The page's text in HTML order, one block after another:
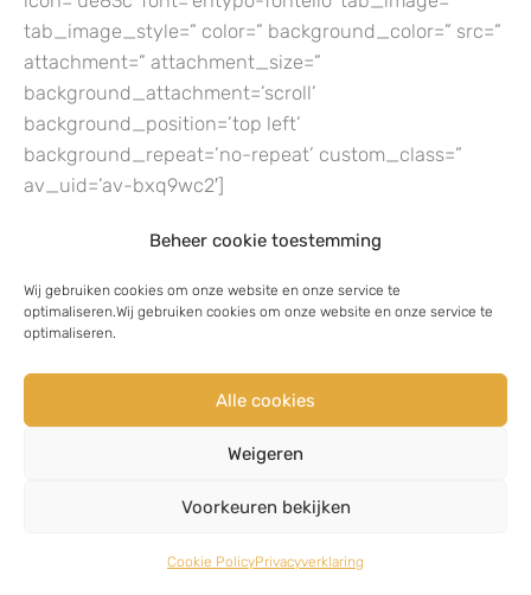
Beheer cookie toestemming
Wij gebruiken cookies om onze website en onze service te
optimaliseren.Wij gebruiken cookies om onze website en onze service te
optimaliseren.
Alle cookies
Weigeren
Voorkeuren bekijken
Cookie PolicyPrivacyverklaring
tab_image_style=” color=” background_color=” src=”
attachment=” attachment_size=”
background_attachment=’scroll’
background_position=’top left’
background_repeat=’no-repeat’ custom_class=”
av_uid=’av-bxq9wc2′]
Toewijzen ad hoc informatie / training
Efficiënt communiceren en samenwerken
Snelle kennisoverdracht. Snel informatie beschikbaar
Toewijzen trainingen
Bereik contractors, subcontractors en
SCORM-compliant e-Learningmodules